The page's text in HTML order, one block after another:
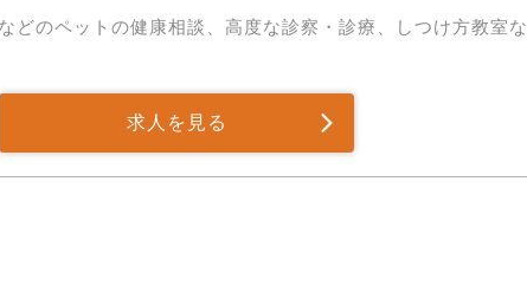
どのペットの健康相談、高度な診察・診療、しつけ方教室な
求人を見る